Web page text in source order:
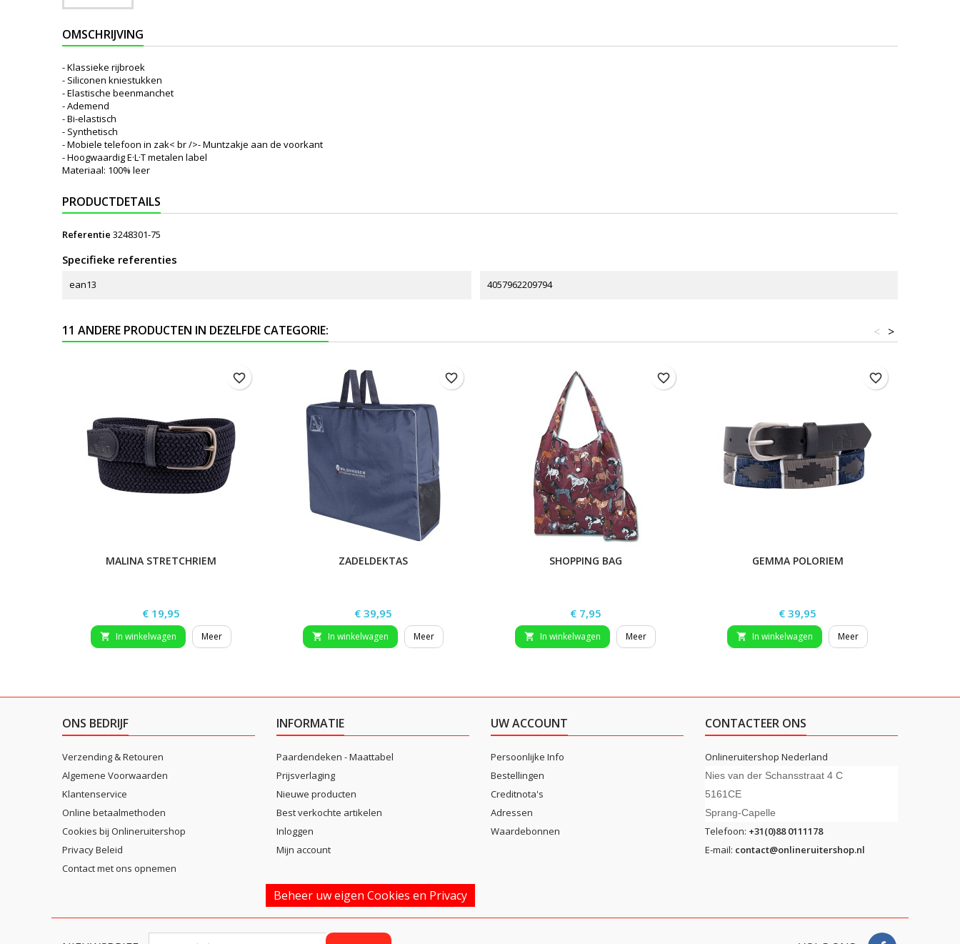
OMSCHRIJVING
- Klassieke rijbroek
- Siliconen kniestukken
- Elastische beenmanchet
- Ademend
- Bi-elastisch
- Synthetisch
- Mobiele telefoon in zak< br />- Muntzakje aan de voorkant
- Hoogwaardig E·L·T metalen label
Materiaal: 100% leer
PRODUCTDETAILS
Referentie 3248301-75
Specifieke referenties
ean13 4057962209794
11 ANDERE PRODUCTEN IN DEZELFDE CATEGORIE: >
<
MALINA STRETCHRIEM
Prijs
€ 19,95
 In winkelwagen Meer
favorite_border
ZADELDEKTAS
Prijs
€ 39,95
 In winkelwagen Meer
favorite_border
SHOPPING BAG
Prijs
€ 7,95
 In winkelwagen Meer
favorite_border
GEMMA POLORIEM
Prijs
€ 39,95
 In winkelwagen Meer
favorite_border
ONS BEDRIJF
Verzending & Retouren
Algemene Voorwaarden
Klantenservice
Online betaalmethoden
Cookies bij Onlineruitershop
Privacy Beleid
Contact met ons opnemen
INFORMATIE
Paardendeken - Maattabel
Prijsverlaging
Nieuwe producten
Best verkochte artikelen
Inloggen
Mijn account
UW ACCOUNT
Persoonlijke Info
Bestellingen
Creditnota's
Adressen
Waardebonnen
CONTACTEER ONS
Onlineruitershop Nederland
Nies van der Schansstraat 4 C
5161CE
Sprang-Capelle
Telefoon: +31(0)88 0111178
E-mail: contact@onlineruitershop.nl
Beheer uw eigen Cookies en Privacy